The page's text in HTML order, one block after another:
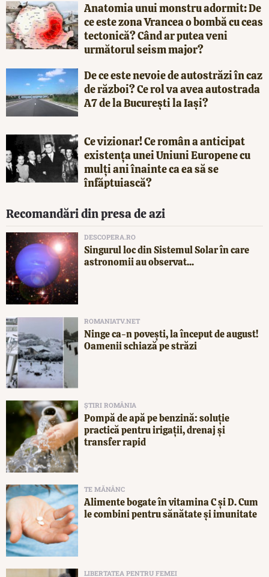
Anatomia unui monstru adormit: De
ce este zona Vrancea o bombă cu ceas
tectonică? Când ar putea veni
următorul seism major?
De ce este nevoie de autostrăzi în caz
de război? Ce rol va avea autostrada
A7 de la București la Iași?
Ce vizionar! Ce român a anticipat
existența unei Uniuni Europene cu
mulți ani înainte ca ea să se
înfăptuiască?
Recomandări din presa de azi
DESCOPERA.RO
Singurul loc din Sistemul Solar în care
astronomii au observat...
ROMANIATV.NET
Ninge ca-n povești, la început de august!
Oamenii schiază pe străzi
ȘTIRI ROMÂNIA
Pompă de apă pe benzină: soluție
practică pentru irigații, drenaj și
transfer rapid
TE MĂNÂNC
Alimente bogate în vitamina C și D. Cum
le combini pentru sănătate și imunitate
LIBERTATEA PENTRU FEMEI